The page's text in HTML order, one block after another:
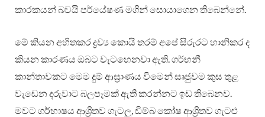
කාරකයන් බවයි පර්යේෂණ මගින් සොයාගෙන තිබෙන්නේ.
මේ කියන අහිතකර ද්‍රව්‍ය කොයි තරම් අපේ සිරුරට හානිකර ද
කියන කාරණය ඔබට වැටහෙනවා ඇති. ගර්භනී
කාන්තාවකට මෙම දුම් ආඝ්‍රාණය වීමෙන් සෘජුවම කුස තුළ
වැඩෙන දරුවාට බලපෑමක් ඇති කරන්නට ඉඩ තිබෙනව.
මවට ගර්භාෂය ආශ්‍රිතව ගැටලු‍, ඩිම්බ කෝෂ ආශ්‍රිතව ගැටළු